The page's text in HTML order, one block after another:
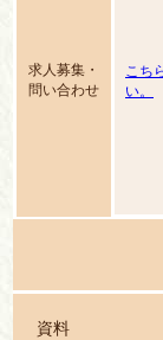
求人募集・
問い合わせ
こち
い。
資料